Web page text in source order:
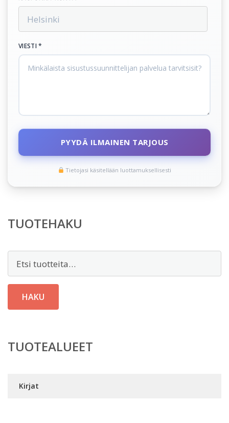
VIESTI *
PYYDÄ ILMAINEN TARJOUS
Tietojasi käsitellään luottamuksellisesti
TUOTEHAKU
HAKU
TUOTEALUEET
Kirjat